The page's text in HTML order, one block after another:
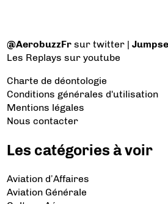
@AerobuzzFr sur twitter |
Les Replays sur youtube
Charte de déontologie
Conditions générales d'utilisation
Mentions légales
Nous contacter
Les catégories à voir
Aviation d’Affaires
Aviation Générale